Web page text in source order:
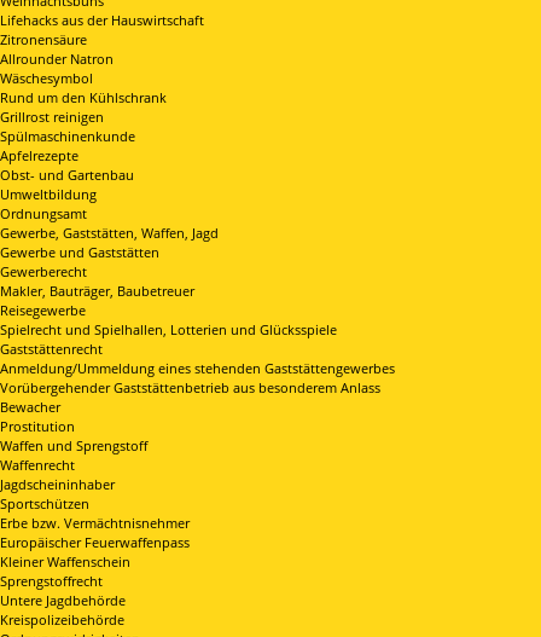
Lifehacks aus der Hauswirtschaft
Zitronensäure
Allrounder Natron
Wäschesymbol
Rund um den Kühlschrank
Grillrost reinigen
Spülmaschinenkunde
Apfelrezepte
Obst- und Gartenbau
Umweltbildung
Ordnungsamt
Gewerbe, Gaststätten, Waffen, Jagd
Gewerbe und Gaststätten
Gewerberecht
Makler, Bauträger, Baubetreuer
Reisegewerbe
Spielrecht und Spielhallen, Lotterien und Glücksspiele
Gaststättenrecht
Anmeldung/Ummeldung eines stehenden Gaststättengewerbes
Vorübergehender Gaststättenbetrieb aus besonderem Anlass
Bewacher
Prostitution
Waffen und Sprengstoff
Waffenrecht
Jagdscheininhaber
Sportschützen
Erbe bzw. Vermächtnisnehmer
Europäischer Feuerwaffenpass
Kleiner Waffenschein
Sprengstoffrecht
Untere Jagdbehörde
Kreispolizeibehörde